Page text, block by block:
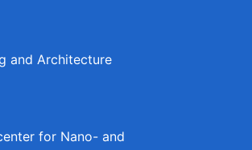
and Architecture
for Nano- and